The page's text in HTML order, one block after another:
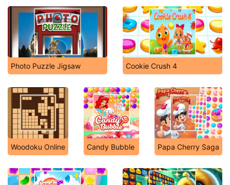
Photo Puzzle Jigsaw Cookie Crush 4
Woodoku Online Candy Bubble Papa Cherry Saga